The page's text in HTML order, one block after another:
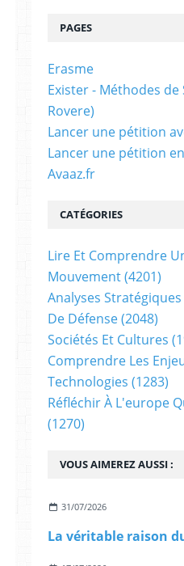
VOUS AIMEREZ AUSSI :
31/07/2026
PAGES
Erasme
Exister - Méthodes de
Rovere)
Lancer une pétition
Lancer une pétition
Avaaz.fr
CATÉGORIES
Lire Et Comprendre
Mouvement(4201)
Analyses
De Défense(2048)
Sociétés Et Cultures
Comprendre Les
Technologies (1283)
Réfléchir À L'europe
(1270)